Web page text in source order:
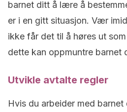
barnet ditt å lære å
er i en gitt situasjon. Vær
ikke får det til å høres ut
dette kan oppmuntre barnet
Utvikle avtalte regler
Hvis du arbeider med